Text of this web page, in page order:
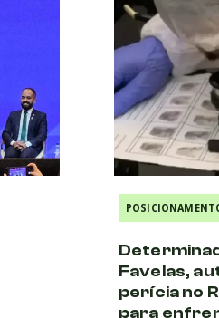
Favelas,
perícia no
para